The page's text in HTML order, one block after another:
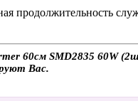
продолжительность
60см SMD2835 60W
Вас.